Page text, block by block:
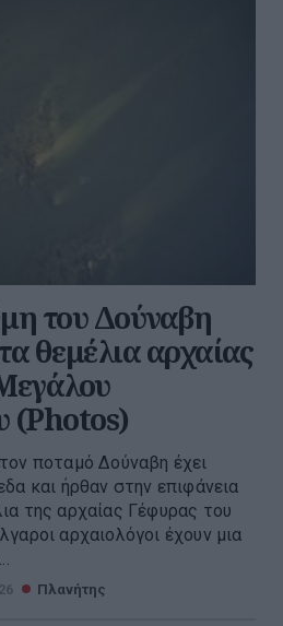
του Δούναβη
θεμέλια αρχαίας
(Photos)
ποταμό Δούναβη έχει
και ήρθαν στην επιφάνεια
της αρχαίας Γέφυρας του
αρχαιολόγοι έχουν μια
Πλανήτης